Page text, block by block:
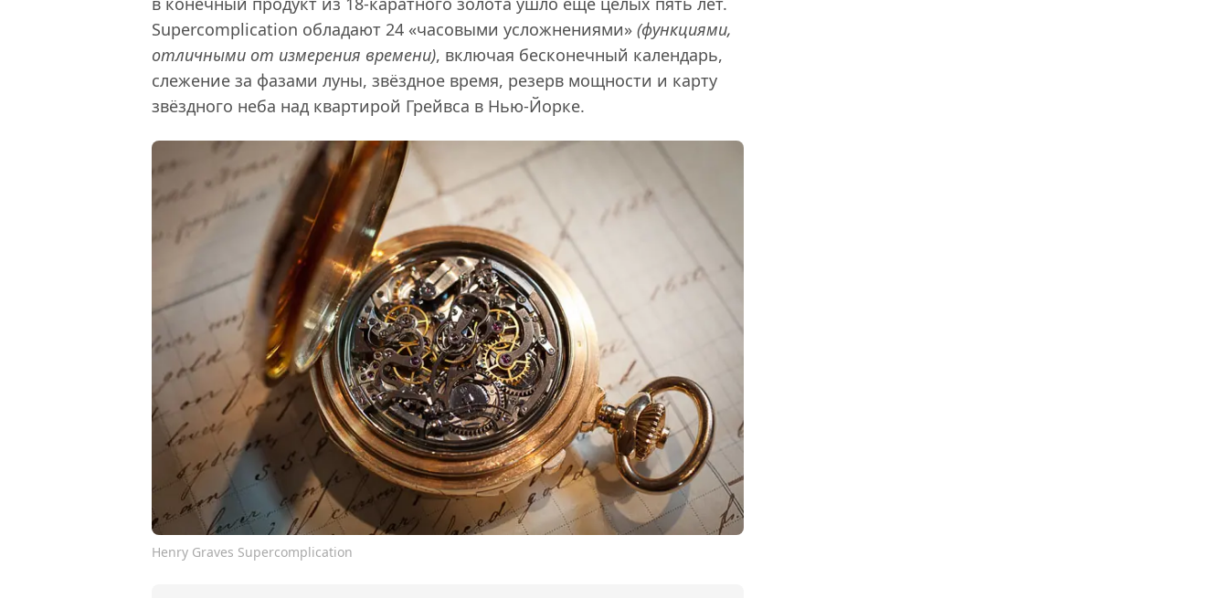
Supercomplication обладают 24 «часовыми усложнениями» (функциями,
отличными от измерения времени), включая бесконечный календарь,
слежение за фазами луны, звёздное время, резерв мощности и карту
звёздного неба над квартирой Грейвса в Нью-Йорке.
Henry Graves Supercomplication